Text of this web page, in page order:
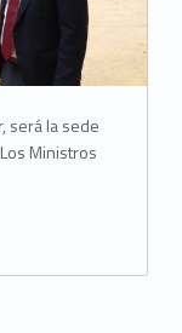
será la sede
Ministros